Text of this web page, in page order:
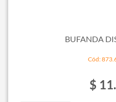
BUFANDA
Cód:
$